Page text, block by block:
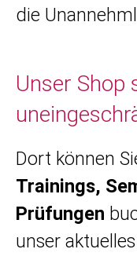
die
Unser Shop
Dort können
Trainings,
Prüfungen
unser